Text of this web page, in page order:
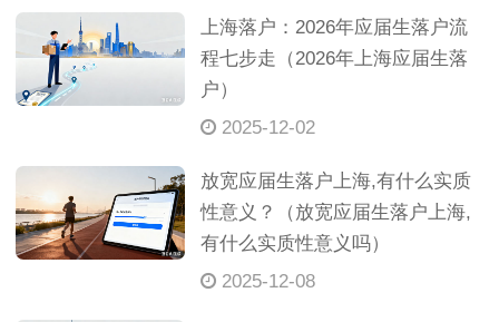
上海落户：2026年应届生落户流
程七步走（2026年上海应届生落
户）
2025-12-02
放宽应届生落户上海,有什么实质
性意义？（放宽应届生落户上海,
有什么实质性意义吗）
2025-12-08